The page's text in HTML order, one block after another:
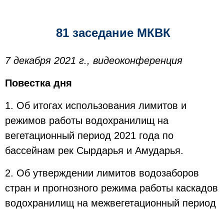
81 заседание МКВК
7 декабря 2021 г., видеоконференция
Повестка дня
1. Об итогах использования лимитов и
режимов работы водохранилищ на
вегетационный период 2021 года по
бассейнам рек Сырдарья и Амударья.
2. Об утверждении лимитов водозаборов
стран и прогнозного режима работы каскадов
водохранилищ на межвегетационный период